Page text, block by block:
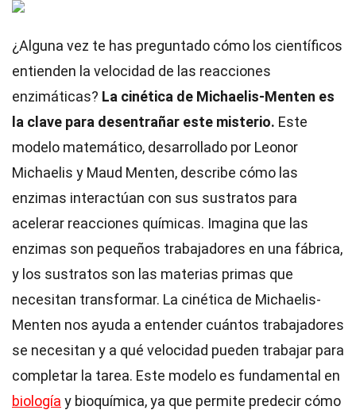
¿Alguna vez te has preguntado cómo los científicos
entienden la velocidad de las reacciones
enzimáticas? La cinética de Michaelis-Menten es
la clave para desentrañar este misterio. Este
modelo matemático, desarrollado por Leonor
Michaelis y Maud Menten, describe cómo las
enzimas interactúan con sus sustratos para
acelerar reacciones químicas. Imagina que las
enzimas son pequeños trabajadores en una fábrica,
y los sustratos son las materias primas que
necesitan transformar. La cinética de Michaelis-
Menten nos ayuda a entender cuántos trabajadores
se necesitan y a qué velocidad pueden trabajar para
completar la tarea. Este modelo es fundamental en
biología y bioquímica, ya que permite predecir cómo